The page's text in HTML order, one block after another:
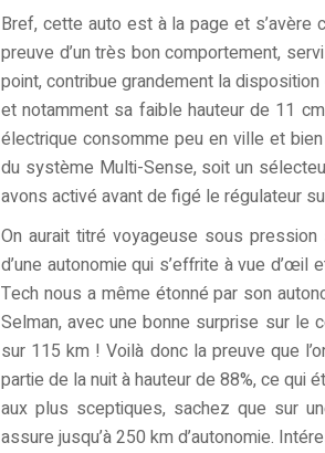
Bref, cette auto est à la page et s’avère
preuve d’un très bon comportement,
point, contribue grandement la
et notamment sa faible hauteur de 11
électrique consomme peu en ville et
du système Multi-Sense, soit un
avons activé avant de figé le régulateur
On aurait titré voyageuse sous
d’une autonomie qui s’effrite à vue d’œil
Tech nous a même étonné par son
Selman, avec une bonne surprise sur le
sur 115 km ! Voilà donc la preuve que
partie de la nuit à hauteur de 88%, ce qui
aux plus sceptiques, sachez que sur
assure jusqu’à 250 km d’autonomie.